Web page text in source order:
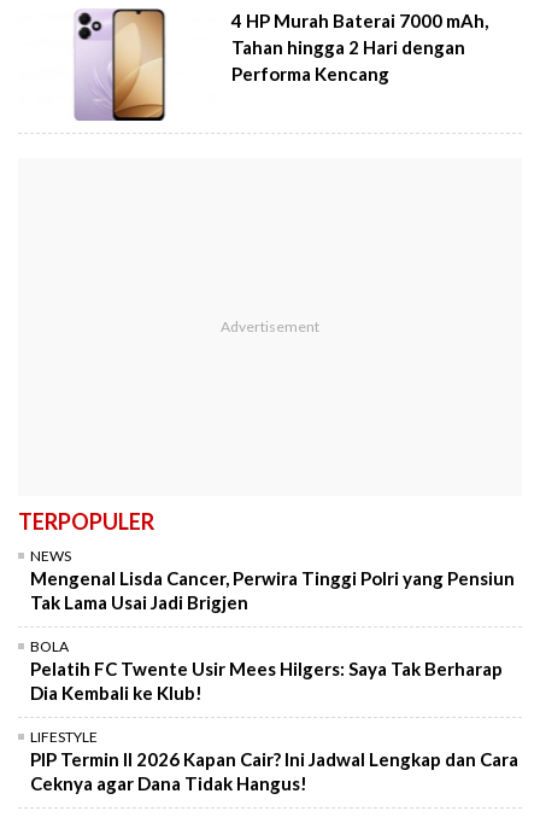
4 HP Murah Baterai 7000 mAh,
Tahan hingga 2 Hari dengan
Performa Kencang
TERPOPULER
NEWS
Mengenal Lisda Cancer, Perwira Tinggi Polri yang Pensiun
Tak Lama Usai Jadi Brigjen
BOLA
Pelatih FC Twente Usir Mees Hilgers: Saya Tak Berharap
Dia Kembali ke Klub!
LIFESTYLE
PIP Termin II 2026 Kapan Cair? Ini Jadwal Lengkap dan Cara
Ceknya agar Dana Tidak Hangus!